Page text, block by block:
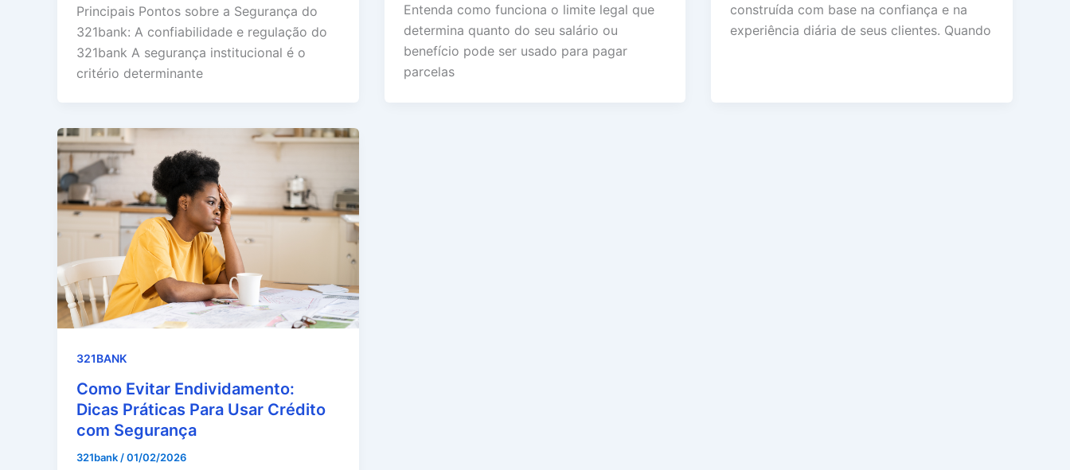
Principais Pontos sobre a Segurança do
321bank: A confiabilidade e regulação do
321bank A segurança institucional é o
critério determinante
Entenda como funciona o limite legal que
determina quanto do seu salário ou
benefício pode ser usado para pagar
parcelas
construída com base na confiança e na
experiência diária de seus clientes. Quando
321BANK
Como Evitar Endividamento:
Dicas Práticas Para Usar Crédito
com Segurança
321bank/01/02/2026